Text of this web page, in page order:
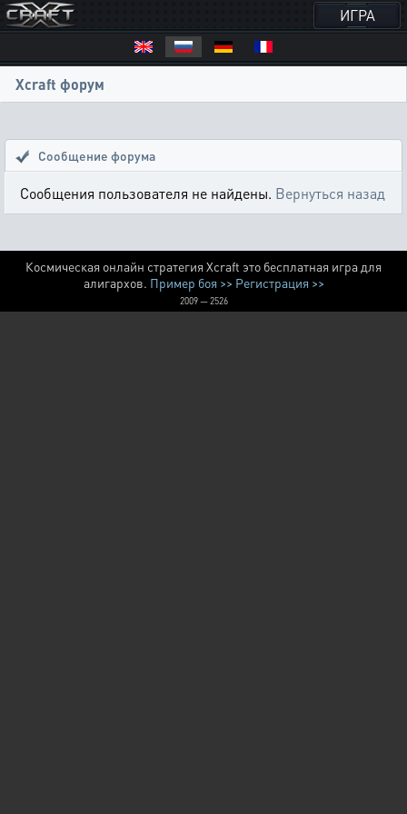
ИГРА
Xcraft форум
Сообщение форума
Сообщения пользователя не найдены. Вернуться назад
Космическая онлайн стратегия Xcraft это бесплатная игра для
алигархов. Пример боя >> Регистрация >>
2009 — 2526